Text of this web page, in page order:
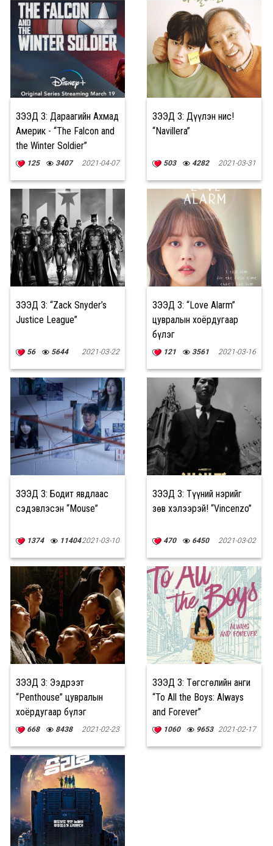
ҮЗЭЭД ҮЗ: Дараагийн Ахмад
Америк - “The Falcon and
the Winter Soldier”
125 3407 2021-04-07
ҮЗЭЭД ҮЗ: Дүүлэн нис!
“Navillera”
503 4282 2021-03-31
ҮЗЭЭД ҮЗ: “Zack Snyder’s
Justice League”
56 5644 2021-03-22
ҮЗЭЭД ҮЗ: “Love Alarm”
цувралын хоёрдугаар
бүлэг
121 3561 2021-03-16
ҮЗЭЭД ҮЗ: Бодит явдлаас
сэдэвлэсэн “Mouse”
1374 114042021-03-10
ҮЗЭЭД ҮЗ: Түүний нэрийг
зөв хэлээрэй! “Vincenzo”
470 6450 2021-03-02
ҮЗЭЭД ҮЗ: Ээдрээт
“Penthouse” цувралын
хоёрдугаар бүлэг
668 8438 2021-02-23
ҮЗЭЭД ҮЗ: Төгсгөлийн анги
“To All the Boys: Always
and Forever”
1060 9653 2021-02-17